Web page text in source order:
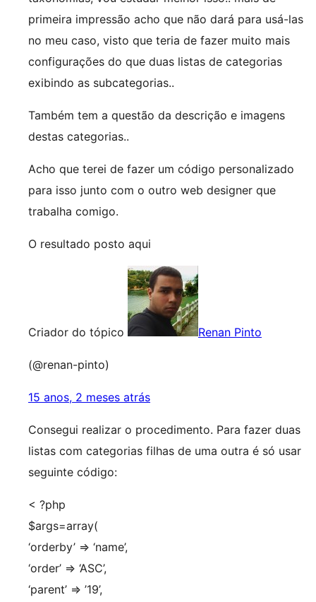
primeira impressão acho que não dará para usá-las
no meu caso, visto que teria de fazer muito mais
configurações do que duas listas de categorias
exibindo as subcategorias..
Também tem a questão da descrição e imagens
destas categorias..
Acho que terei de fazer um código personalizado
para isso junto com o outro web designer que
trabalha comigo.
O resultado posto aqui
Criador do tópico Renan Pinto
(@renan-pinto)
15 anos, 2 meses atrás
Consegui realizar o procedimento. Para fazer duas
listas com categorias filhas de uma outra é só usar
seguinte código:
< ?php
$args=array(
‘orderby’ => ‘name’,
‘order’ => ‘ASC’,
‘parent’ => ’19’,